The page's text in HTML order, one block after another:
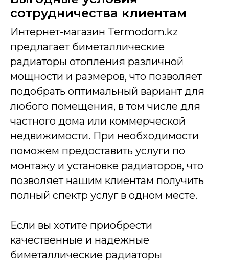
сотрудничества клиентам
Интернет-магазин Termodom.kz
предлагает биметаллические
радиаторы отопления различной
мощности и размеров, что позволяет
подобрать оптимальный вариант для
любого помещения, в том числе для
частного дома или коммерческой
недвижимости. При необходимости
поможем предоставить услуги по
монтажу и установке радиаторов, что
позволяет нашим клиентам получить
полный спектр услуг в одном месте.
Если вы хотите приобрести
качественные и надежные
биметаллические радиаторы